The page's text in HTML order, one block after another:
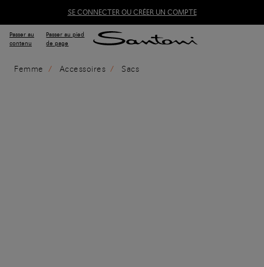
SE CONNECTER OU CRÉER UN COMPTE
Passer au
contenu
Passer au pied
de page
Femme Accessoires Sacs